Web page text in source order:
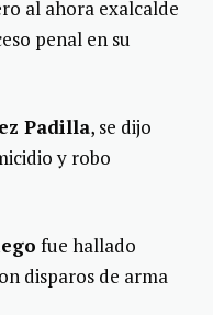
al ahora exalcalde
penal en su
Padilla, se dijo
y robo
fue hallado
disparos de arma